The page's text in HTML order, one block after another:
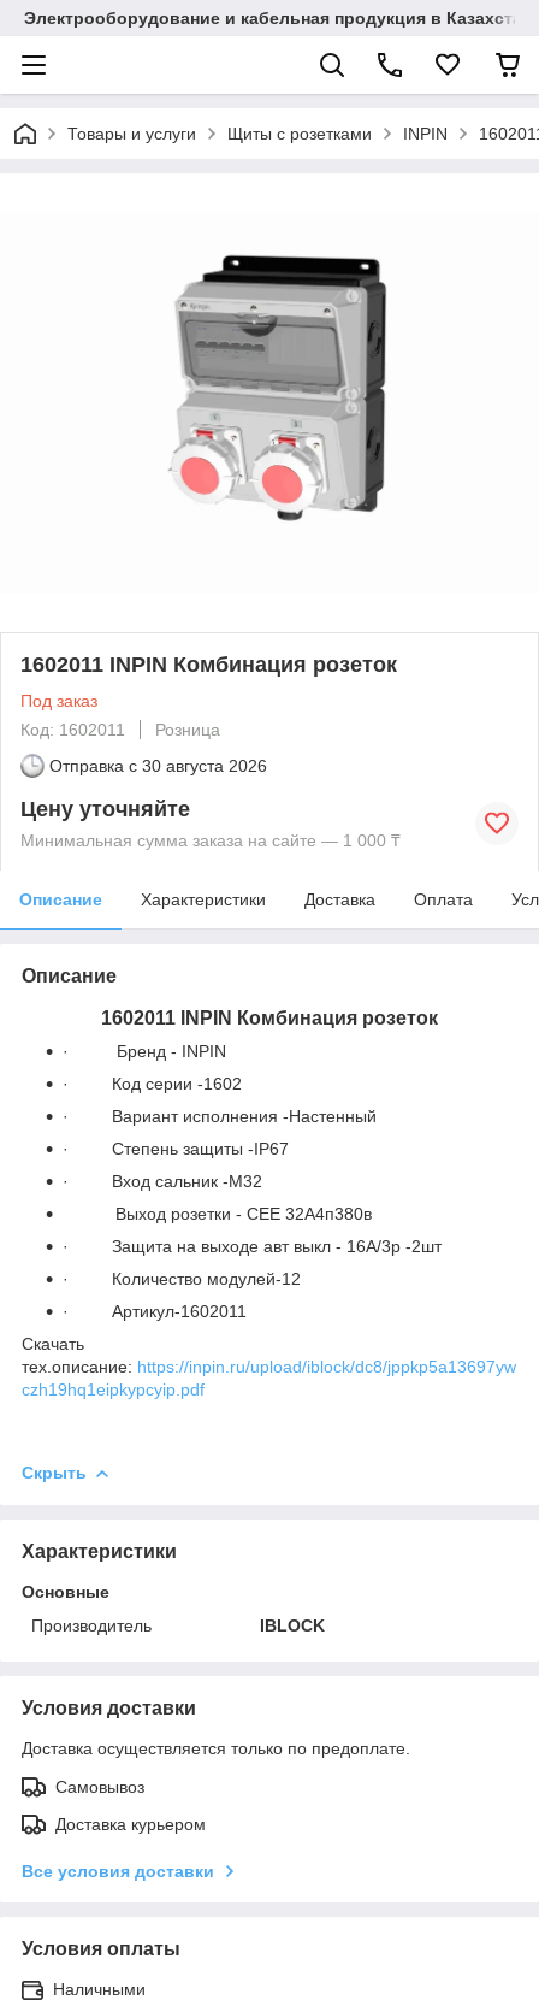
Электрооборудование и кабельная продукция в
Товары и услуги Щиты с розетками INPIN
1602011 INPIN Комбинация розеток
Под заказ
Код: 1602011
Розница
Отправка с 30 августа 2026
Цену уточняйте
Минимальная сумма заказа на сайте — 1 000 ₸
Описание Характеристики Доставка Оплата
Описание
1602011 INPIN Комбинация розеток
·
Бренд - INPIN
· Код серии -1602
· Вариант исполнения -Настенный
· Степень защиты -IP67
· Вход сальник -M32
Выход розетки - CEE 32А4п380в
· Защита на выходе авт выкл - 16А/3p -2шт
· Количество модулей-12
· Артикул-1602011
Скачать
тех.описание: https://inpin.ru/upload/iblock/dc8/jppkp5a13697yw
czh19hq1eipkypcyip.pdf
Скрыть
Характеристики
Основные
Производитель
IBLOCK
Условия доставки
Доставка осуществляется только по предоплате.
Самовывоз
Доставка курьером
Все условия доставки
Условия оплаты
Наличными